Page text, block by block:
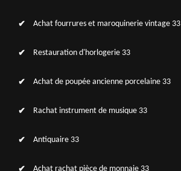
Achat fourrures et maroquinerie vintage 33
Restauration d'horlogerie 33
Achat de poupée ancienne porcelaine 33
Rachat instrument de musique 33
Antiquaire 33
Achat rachat pièce de monnaie 33